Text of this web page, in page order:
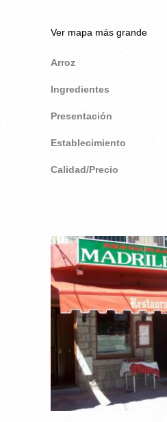
Ver mapa más grande
Arroz
Ingredientes
Presentación
Establecimiento
Calidad/Precio